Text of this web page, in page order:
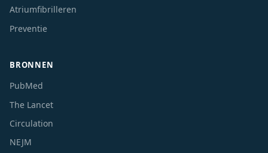
Atriumfibrilleren
Preventie
BRONNEN
PubMed
The Lancet
Circulation
NEJM